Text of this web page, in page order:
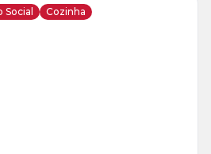
Social Cozinha